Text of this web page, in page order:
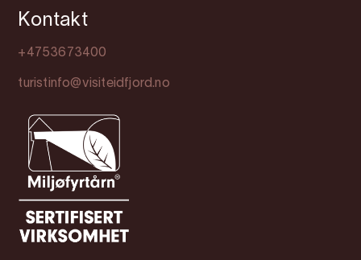
Kontakt
+4753673400
turistinfo@visiteidfjord.no